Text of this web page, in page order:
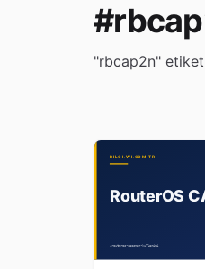
"rbcap2n"